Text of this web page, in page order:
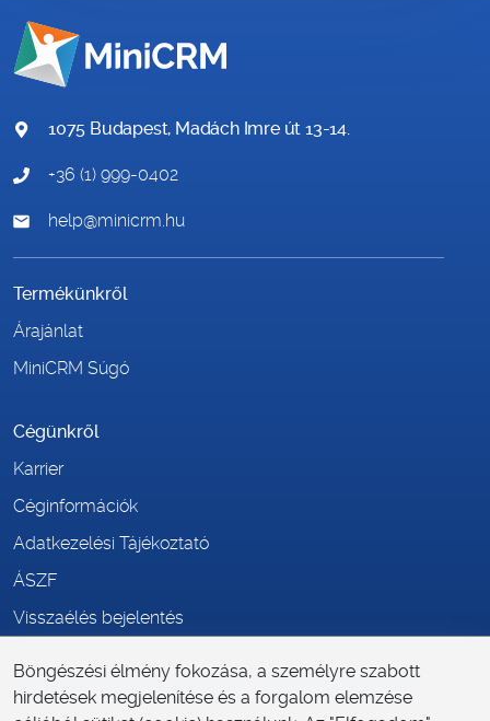
Böngészési élmény fokozása, a személyre szabott
hirdetések megjelenítése és a forgalom elemzése
1075 Budapest, Madách Imre út 13-14.
+36 (1) 999-0402
help@minicrm.hu
Termékünkről
Árajánlat
MiniCRM Súgó
Cégünkről
Karrier
Céginformációk
Adatkezelési Tájékoztató
ÁSZF
Visszaélés bejelentés
MiniCRM in English